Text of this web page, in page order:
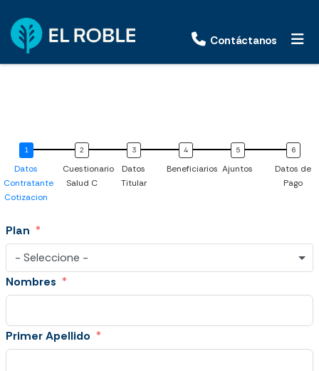
Contáctanos
Datos
Contratante
Cotizacion
Cuestionario
Salud C
Datos
Titular
Beneficiarios Ajuntos
Datos de
Pago
Plan
- Seleccione -
Nombres
Primer Apellido